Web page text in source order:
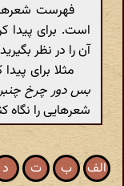
فهرست شعرها
است. برای پیدا
آن را در نظر
مثلا برای
بس دور چرخ
شعرهایی را نگاه
الف ب ت د